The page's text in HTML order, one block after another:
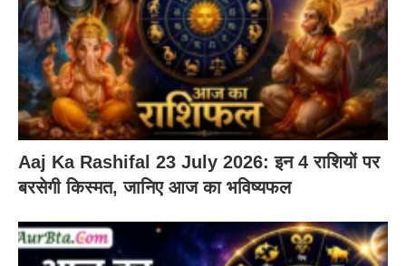
Aaj Ka Rashifal 23 July 2026: इन 4 राशियों पर
बरसेगी किस्मत, जानिए आज का भविष्यफल